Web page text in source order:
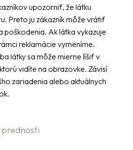
upozorniť, že látku
Preto ju zákazník môže vrátiť
poškodenia. Ak látka vykazuje
reklamácie vymeníme.
látky sa môže mierne líšiť v
vidíte na obrazovke. Závisí
zariadenia alebo aktuálnych
prednosti